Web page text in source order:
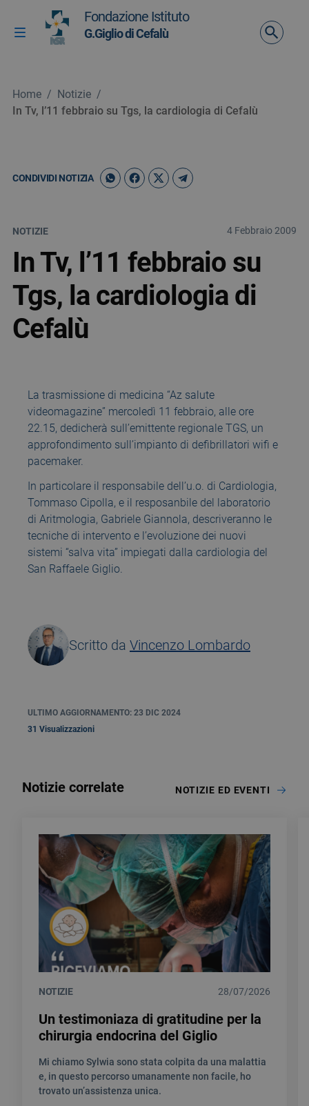
Vai ai contenuti
Vai al menu di navigazione
Vai al footer
Attiva / disattiva la navigazione
Fondazione Istituto
G.Giglio di Cefalù
Home / Notizie /
In Tv, l’11 febbraio su Tgs, la cardiologia di Cefalù
CONDIVIDI NOTIZIA
NOTIZIE 4 Febbraio 2009
In Tv, l’11 febbraio su
Tgs, la cardiologia di
Cefalù
La trasmissione di medicina “Az salute
videomagazine” mercoledì 11 febbraio, alle ore
22.15, dedicherà sull’emittente regionale TGS, un
approfondimento sull’impianto di defibrillatori wifi e
pacemaker.
In particolare il responsabile dell’u.o. di Cardiologia,
Tommaso Cipolla, e il resposanbile del laboratorio
di Aritmologia, Gabriele Giannola, descriveranno le
tecniche di intervento e l’evoluzione dei nuovi
sistemi “salva vita” impiegati dalla cardiologia del
San Raffaele Giglio.
Scritto da Vincenzo Lombardo
ULTIMO AGGIORNAMENTO: 23 DIC 2024
31 Visualizzazioni
Notizie correlate NOTIZIE ED EVENTI
NOTIZIE 28/07/2026
Un testimoniaza di gratitudine per la
chirurgia endocrina del Giglio
Mi chiamo Sylwia sono stata colpita da una malattia
e, in questo percorso umanamente non facile, ho
trovato un’assistenza unica.